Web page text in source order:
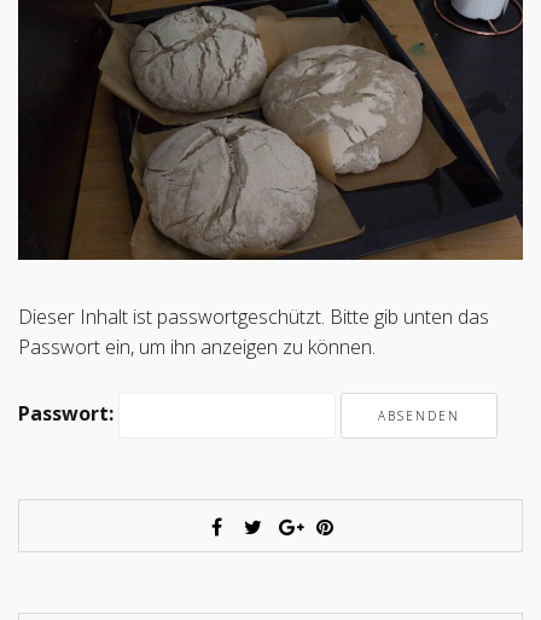
Dieser Inhalt ist passwortgeschützt. Bitte gib unten das
Passwort ein, um ihn anzeigen zu können.
Passwort: